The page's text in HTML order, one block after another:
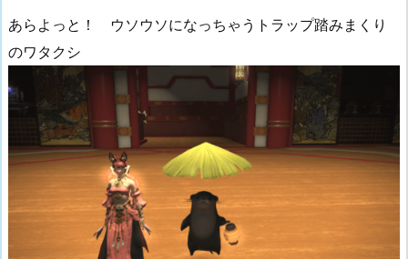
あらよっと！ ウソウソになっちゃうトラップ踏みまくり
のワタクシ